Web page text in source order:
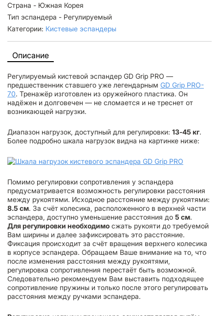
Описание
Регулируемый кистевой эспандер GD Grip PRO —
предшественник ставшего уже легендарным GD Grip PRO-
70. Тренажёр изготовлен из оружейного пластика. Он
надёжен и долговечен — не сломается и не треснет от
возникающей нагрузки.
Диапазон нагрузок, доступный для регулировки: 13-45 кг.
Более подробно шкала нагрузок видна на картинке ниже:
Помимо регулировки сопротивления у эспандера
предусматривается возможность регулировки расстояния
между рукоятями. Исходное расстояние между рукоятями:
8.5 см. За счёт колесика, расположенного в верхней части
эспандера, доступно уменьшение расстояния до 5 см.
Для регулировки необходимо сжать рукояти до требуемой
Вам ширины и далее зафиксировать это расстояние.
Фиксация происходит за счёт вращения верхнего колесика
в корпусе эспандера. Обращаем Ваше внимание на то, что
после изменения расстояния между рукоятями,
регулировка сопротивления перестаёт быть возможной.
Следовательно рекомендуем Вам выставить подходящее
сопротивление пружины и только после этого регулировать
расстояния между ручками эспандера.
Страна - Южная Корея
Тип эспандера - Регулируемый
Категории: Кистевые эспандеры